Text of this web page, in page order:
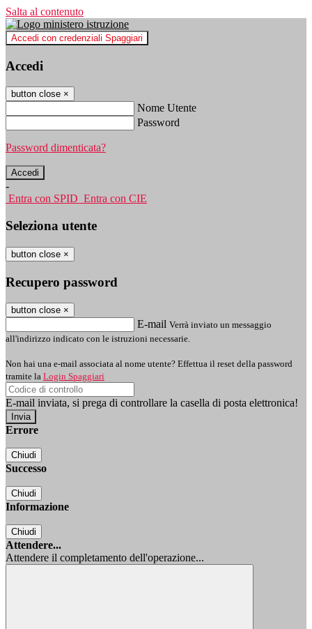
Salta al contenuto
Accedi con credenziali Spaggiari
Accedi
button close ×
Nome Utente
Password
Password dimenticata?
-
Entra con SPID Entra con CIE
Seleziona utente
button close ×
Recupero password
button close ×
E-mail Verrà inviato un messaggio
all'indirizzo indicato con le istruzioni necessarie.
Non hai una e-mail associata al nome utente? Effettua il reset della password
tramite la Login Spaggiari
E-mail inviata, si prega di controllare la casella di posta elettronica!
Errore
Chiudi
Successo
Chiudi
Informazione
Chiudi
Attendere...
Attendere il completamento dell'operazione...